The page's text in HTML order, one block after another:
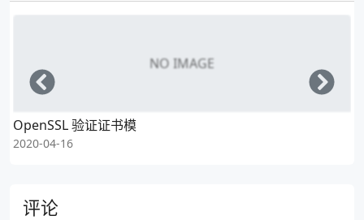
NO IMAGE
OpenSSL 验证证书模
2020-04-16
Left
评论